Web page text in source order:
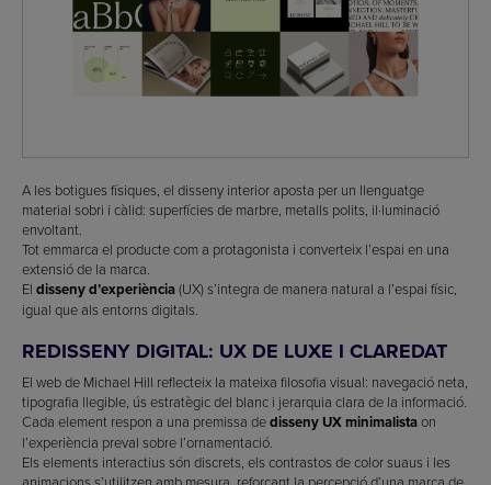
A les botigues físiques, el disseny interior aposta per un llenguatge
material sobri i càlid: superfícies de marbre, metalls polits, il·luminació
envoltant.
Tot emmarca el producte com a protagonista i converteix l’espai en una
extensió de la marca.
El disseny d’experiència(UX) s’integra de manera natural a l’espai físic,
igual que als entorns digitals.
REDISSENY DIGITAL: UX DE LUXE I CLAREDAT
El web de Michael Hill reflecteix la mateixa filosofia visual: navegació neta,
tipografia llegible, ús estratègic del blanc i jerarquia clara de la informació.
Cada element respon a una premissa dedisseny UX minimalistaon
l’experiència preval sobre l’ornamentació.
Els elements interactius són discrets, els contrastos de color suaus i les